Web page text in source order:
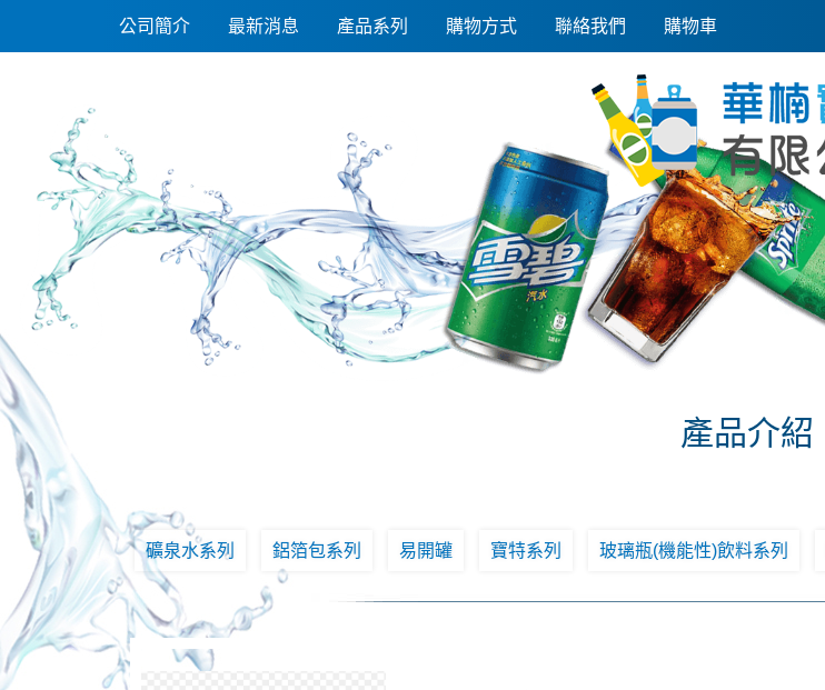
公司簡介 最新消息 產品系列 購物方式 聯絡我們 購物車
產品介紹
礦泉水系列 鋁箔包系列 易開罐 寶特系列 玻璃瓶(機能性)飲料系列